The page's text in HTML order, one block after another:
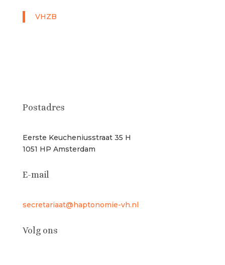
VHZB
Postadres
Eerste Keucheniusstraat 35 H
1051 HP Amsterdam
E-mail
secretariaat@haptonomie-vh.nl
Volg ons